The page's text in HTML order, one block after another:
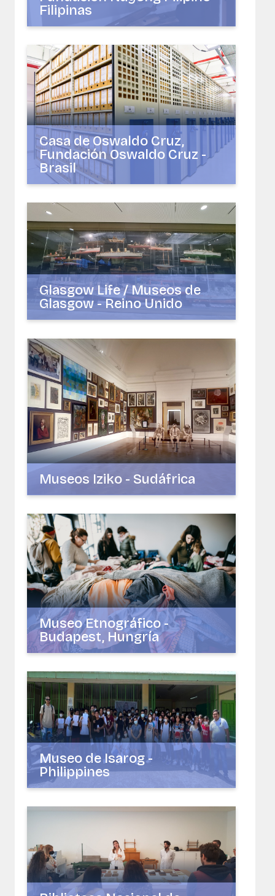
Filipinas
Casa de Oswaldo Cruz,
Fundación Oswaldo Cruz -
Brasil
Glasgow Life / Museos de
Glasgow - Reino Unido
Museos Iziko - Sudáfrica
Museo Etnográfico -
Budapest, Hungría
Museo de Isarog -
Philippines